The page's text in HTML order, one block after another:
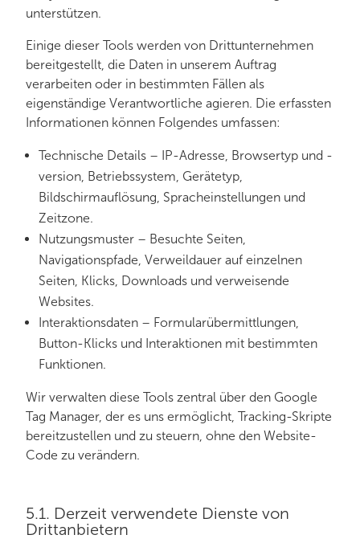
unterstützen.
Einige dieser Tools werden von Drittunternehmen
bereitgestellt, die Daten in unserem Auftrag
verarbeiten oder in bestimmten Fällen als
eigenständige Verantwortliche agieren. Die erfassten
Informationen können Folgendes umfassen:
Technische Details – IP-Adresse, Browsertyp und -
version, Betriebssystem, Gerätetyp,
Bildschirmauflösung, Spracheinstellungen und
Zeitzone.
Nutzungsmuster – Besuchte Seiten,
Navigationspfade, Verweildauer auf einzelnen
Seiten, Klicks, Downloads und verweisende
Websites.
Interaktionsdaten – Formularübermittlungen,
Button-Klicks und Interaktionen mit bestimmten
Funktionen.
Wir verwalten diese Tools zentral über den Google
Tag Manager, der es uns ermöglicht, Tracking-Skripte
bereitzustellen und zu steuern, ohne den Website-
Code zu verändern.
5.1. Derzeit verwendete Dienste von
Drittanbietern